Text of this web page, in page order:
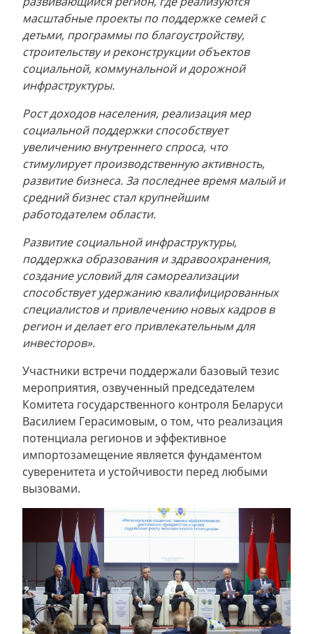
масштабные проекты по поддержке семей с
детьми, программы по благоустройству,
строительству и реконструкции объектов
социальной, коммунальной и дорожной
инфраструктуры.
Рост доходов населения, реализация мер
социальной поддержки способствует
увеличению внутреннего спроса, что
стимулирует производственную активность,
развитие бизнеса. За последнее время малый и
средний бизнес стал крупнейшим
работодателем области.
Развитие социальной инфраструктуры,
поддержка образования и здравоохранения,
создание условий для самореализации
способствует удержанию квалифицированных
специалистов и привлечению новых кадров в
регион и делает его привлекательным для
инвесторов».
Участники встречи поддержали базовый тезис
мероприятия, озвученный председателем
Комитета государственного контроля Беларуси
Василием Герасимовым, о том, что реализация
потенциала регионов и эффективное
импортозамещение является фундаментом
суверенитета и устойчивости перед любыми
вызовами.